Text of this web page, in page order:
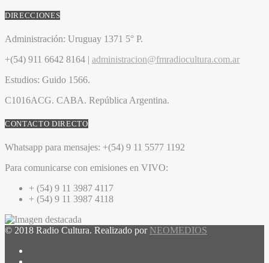
DIRECCIONES
Administración: Uruguay 1371 5° P.
+(54) 911 6642 8164 | administracion@fmradiocultura.com.ar
Estudios: Guido 1566.
C1016ACG. CABA. República Argentina.
CONTACTO DIRECTO
Whatsapp para mensajes: +(54) 9 11 5577 1192
Para comunicarse con emisiones en VIVO:
+ (54) 9 11 3987 4117
+ (54) 9 11 3987 4118
© 2018 Radio Cultura. Realizado por NEOMEDIOS